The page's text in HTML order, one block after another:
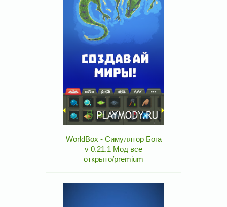
WorldBox - Симулятор Бога
v 0.21.1 Мод все
открыто/premium